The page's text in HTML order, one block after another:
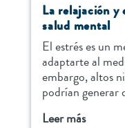
La relajación y
salud mental
El estrés es un
adaptarte al
embargo, altos
podrían generar
Leer más